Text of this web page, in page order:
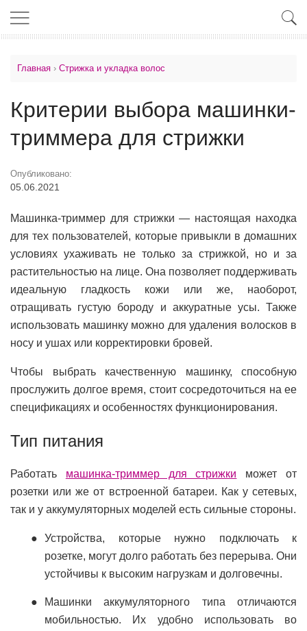
Главная › Стрижка и укладка волос
Критерии выбора машинки-
триммера для стрижки
Опубликовано:
05.06.2021
Машинка-триммер для стрижки — настоящая находка
для тех пользователей, которые привыкли в домашних
условиях ухаживать не только за стрижкой, но и за
растительностью на лице. Она позволяет поддерживать
идеальную гладкость кожи или же, наоборот,
отращивать густую бороду и аккуратные усы. Также
использовать машинку можно для удаления волосков в
носу и ушах или корректировки бровей.
Чтобы выбрать качественную машинку, способную
прослужить долгое время, стоит сосредоточиться на ее
спецификациях и особенностях функционирования.
Тип питания
Работать машинка-триммер для стрижки может от
розетки или же от встроенной батареи. Как у сетевых,
так и у аккумуляторных моделей есть сильные стороны.
Устройства, которые нужно подключать к
розетке, могут долго работать без перерыва. Они
устойчивы к высоким нагрузкам и долговечны.
Машинки аккумуляторного типа отличаются
мобильностью. Их удобно использовать во